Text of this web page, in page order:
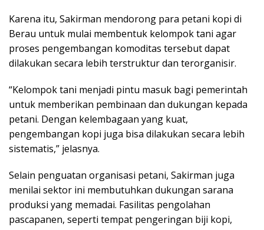
Karena itu, Sakirman mendorong para petani kopi di
Berau untuk mulai membentuk kelompok tani agar
proses pengembangan komoditas tersebut dapat
dilakukan secara lebih terstruktur dan terorganisir.
“Kelompok tani menjadi pintu masuk bagi pemerintah
untuk memberikan pembinaan dan dukungan kepada
petani. Dengan kelembagaan yang kuat,
pengembangan kopi juga bisa dilakukan secara lebih
sistematis,” jelasnya.
Selain penguatan organisasi petani, Sakirman juga
menilai sektor ini membutuhkan dukungan sarana
produksi yang memadai. Fasilitas pengolahan
pascapanen, seperti tempat pengeringan biji kopi,